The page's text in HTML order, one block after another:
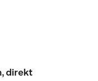
direkt